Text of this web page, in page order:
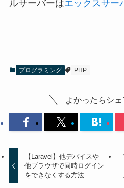
ルサーバーはエックスサー
プログラミング PHP
よかったらシェ
【Laravel】他デバイスや
他ブラウザで同時ログイン
をできなくする方法